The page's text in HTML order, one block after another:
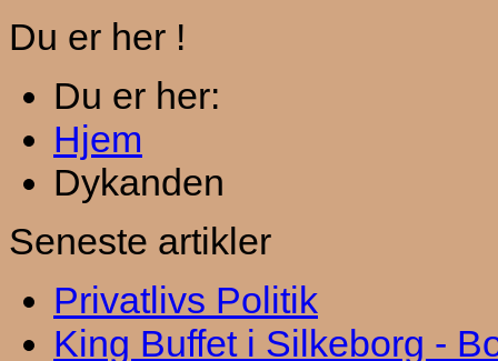
Du er her !
Du er her:
Hjem
Dykanden
Seneste artikler
Privatlivs Politik
King Buffet i Silkeborg -